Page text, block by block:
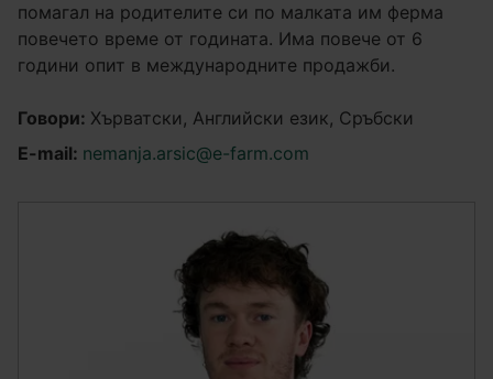
помагал на родителите си по малката им ферма
повечето време от годината. Има повече от 6
години опит в международните продажби.
Говори: Хърватски, Английски език, Сръбски
E-mail: nemanja.arsic@e-farm.com